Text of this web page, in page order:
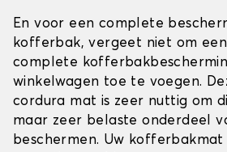
En voor een complete
kofferbak, vergeet niet om
complete
winkelwagen toe te voegen.
cordura mat is zeer nuttig om
maar zeer belaste onderdeel
beschermen. Uw